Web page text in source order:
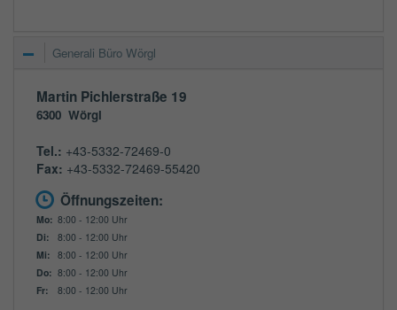
Generali Büro Wörgl
Martin Pichlerstraße 19
6300 Wörgl
Tel.: +43-5332-72469-0
Fax: +43-5332-72469-55420
Öffnungszeiten:
Mo: 8:00 - 12:00 Uhr
Di:
8:00 - 12:00 Uhr
Mi: 8:00 - 12:00 Uhr
Do: 8:00 - 12:00 Uhr
Fr:
8:00 - 12:00 Uhr